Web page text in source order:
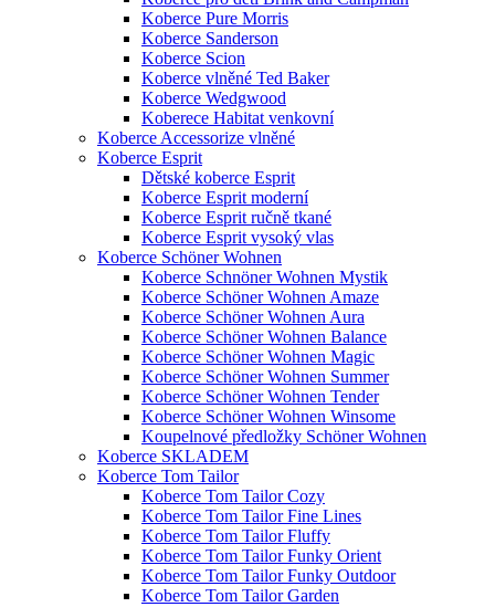
Koberce Pure Morris
Koberce Sanderson
Koberce Scion
Koberce vlněné Ted Baker
Koberce Wedgwood
Koberece Habitat venkovní
Koberce Accessorize vlněné
Koberce Esprit
Dětské koberce Esprit
Koberce Esprit moderní
Koberce Esprit ručně tkané
Koberce Esprit vysoký vlas
Koberce Schöner Wohnen
Koberce Schnöner Wohnen Mystik
Koberce Schöner Wohnen Amaze
Koberce Schöner Wohnen Aura
Koberce Schöner Wohnen Balance
Koberce Schöner Wohnen Magic
Koberce Schöner Wohnen Summer
Koberce Schöner Wohnen Tender
Koberce Schöner Wohnen Winsome
Koupelnové předložky Schöner Wohnen
Koberce SKLADEM
Koberce Tom Tailor
Koberce Tom Tailor Cozy
Koberce Tom Tailor Fine Lines
Koberce Tom Tailor Fluffy
Koberce Tom Tailor Funky Orient
Koberce Tom Tailor Funky Outdoor
Koberce Tom Tailor Garden